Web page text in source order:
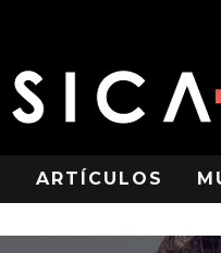
ARTÍCULOS